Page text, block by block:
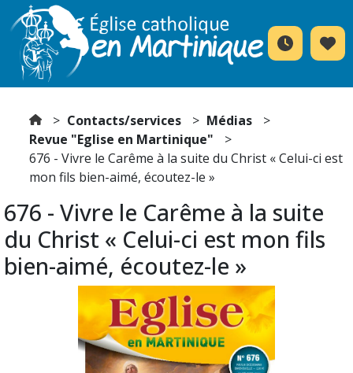
Contacts/services
Médias
Revue "Eglise en Martinique"
676 - Vivre le Carême à la suite du Christ « Celui-ci est
mon fils bien-aimé, écoutez-le »
676 - Vivre le Carême à la suite
du Christ « Celui-ci est mon fils
bien-aimé, écoutez-le »